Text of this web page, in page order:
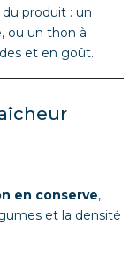
du produit : un
ou un thon à
et en goût.
en conserve,
et la densité